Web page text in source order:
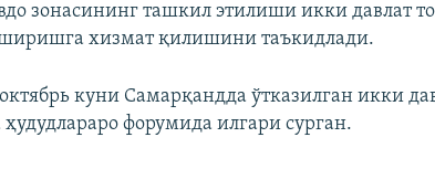
зонасининг ташкил этилиши икки давлат
хизмат қилишини таъкидлади.
куни Самарқандда ўтказилган икки
форумида илгари сурган.